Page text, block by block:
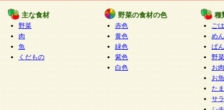
たものとみなされ、会員に対して適用されるもの
5.当社がお聞きする個人情報は、すべて会員登録
で提 供いただいたものと考えております。従っ
自らの個人情報の提供を希望されない場合には、
をお預かりいたしません が、提供されないこと
商品やサービス等をご利用いただけない場合があ
了承ください。
主な食材
野菜
肉
魚
くだもの
野菜の食材の色
赤色
黄色
緑色
紫色
白色
種
ご
めん
ぱん
野
お
お
た
サ